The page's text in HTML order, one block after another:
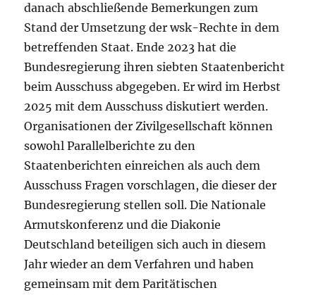
danach abschließende Bemerkungen zum
Stand der Umsetzung der wsk-Rechte in dem
betreffenden Staat. Ende 2023 hat die
Bundesregierung ihren siebten Staatenbericht
beim Ausschuss abgegeben. Er wird im Herbst
2025 mit dem Ausschuss diskutiert werden.
Organisationen der Zivilgesellschaft können
sowohl Parallelberichte zu den
Staatenberichten einreichen als auch dem
Ausschuss Fragen vorschlagen, die dieser der
Bundesregierung stellen soll. Die Nationale
Armutskonferenz und die Diakonie
Deutschland beteiligen sich auch in diesem
Jahr wieder an dem Verfahren und haben
gemeinsam mit dem Paritätischen